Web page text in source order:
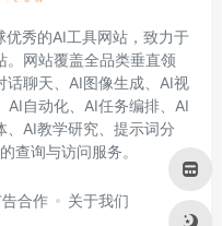
秀的AI工具网站，致力于
。网站覆盖全品类垂直领
话聊天、AI图像生成、AI视
AI自动化、AI任务编排、AI
、AI教学研究、提示词分
查询与访问服务。
告合作 关于我们